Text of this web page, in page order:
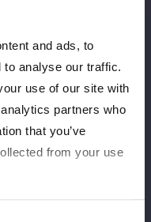
and ads, to
to analyse our traffic.
use of our site with
partners who
that you’ve
from your use
ワー 36F（最寄り駅：
ご案内は別途お送りいた
〜19:20
）、佐藤勝彦さん